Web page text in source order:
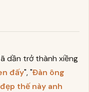
dần trở thành xiềng
đấy", "Đàn ông
thế này anh